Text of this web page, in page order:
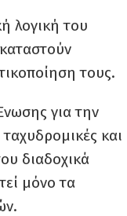
λογική του
τους.
για την
και
διαδοχικά
μόνο τα